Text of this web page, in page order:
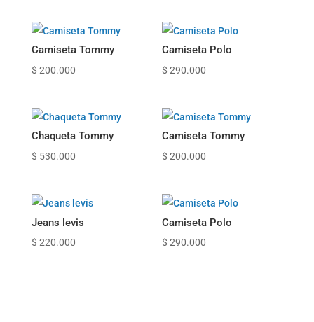
Camiseta Tommy
$ 200.000
Camiseta Polo
$ 290.000
Chaqueta Tommy
$ 530.000
Camiseta Tommy
$ 200.000
Jeans levis
$ 220.000
Camiseta Polo
$ 290.000